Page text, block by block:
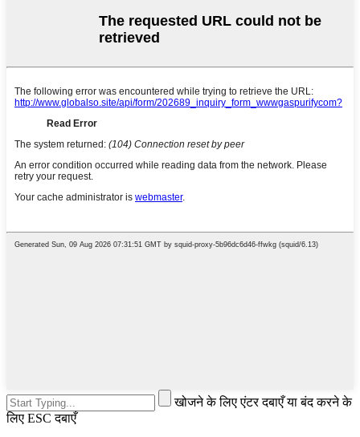
खोजने के लिए एंटर दबाएँ या बंद करने के
लिए ESC दबाएँ